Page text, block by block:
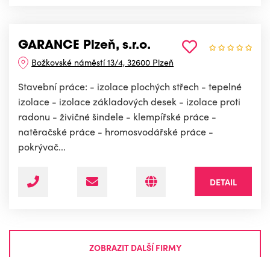
GARANCE Plzeň, s.r.o.
Božkovské náměstí 13/4, 32600 Plzeň
Stavební práce: - izolace plochých střech - tepelné
izolace - izolace základových desek - izolace proti
radonu - živičné šindele - klempířské práce -
natěračské práce - hromosvodářské práce -
pokrývač...
DETAIL
ZOBRAZIT DALŠÍ FIRMY